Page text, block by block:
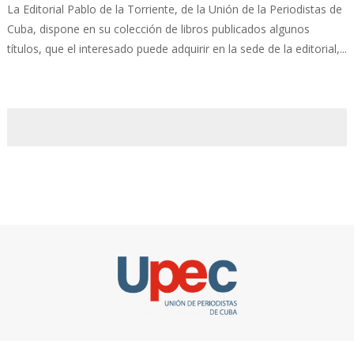
La Editorial Pablo de la Torriente, de la Unión de la Periodistas de
Cuba, dispone en su colección de libros publicados algunos
títulos, que el interesado puede adquirir en la sede de la editorial,...